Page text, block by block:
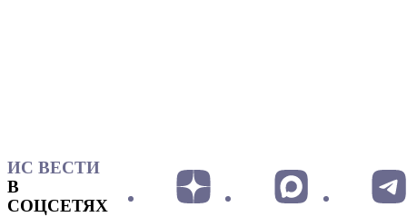
ИС ВЕСТИ
В
СОЦСЕТЯХ